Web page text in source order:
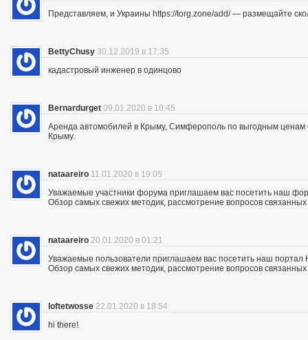
Представляем, и Украины https://torg.zone/add/ — размещайте
BettyChusy 30.12.2019 в 17:35
кадастровый инженер в одинцово
Bernardurget 09.01.2020 в 10:45
Аренда автомобилей в Крыму, Симферополь по выгодным ценам
Крыму.
nataareiro 11.01.2020 в 19:05
Уважаемые участники форума приглашаем вас посетить наш
Обзор самых свежих методик, рассмотрение вопросов связанных
nataareiro 20.01.2020 в 01:21
Уважаемые пользователи приглашаем вас посетить наш портал
Обзор самых свежих методик, рассмотрение вопросов связанных
loftetwosse 22.01.2020 в 18:54
hi there!